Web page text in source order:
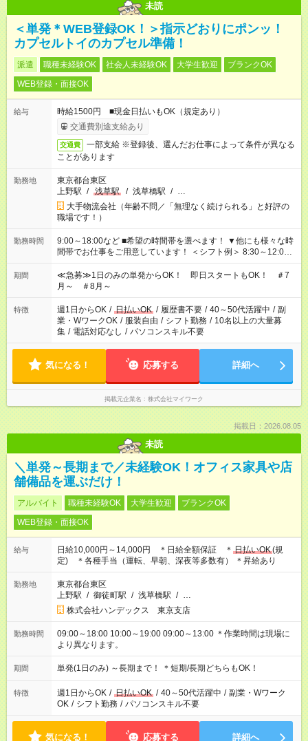
未読
＜単発＊WEB登録OK！＞指示どおりにポンッ！
カプセルトイのカプセル準備！
派遣 職種未経験OK 社会人未経験OK 大学生歓迎
ブランクOK
WEB登録・面接OK
給与
時給1500円 ■現金日払いもOK（規定あり）
交通費別途支給あり
交通費
一部支給 ※登録後、選んだお仕事によって条件が異なる
ことがあります
勤務地
東京都台東区
上野駅 / 浅草駅 / 浅草橋駅 / …
大手物流会社（年齢不問／「無理なく続けられる」と好評の
職場です！）
勤務時間
9:00～18:00など ■希望の時間帯を選べます！ ▼他にも様々な時
間帯でお仕事をご用意しています！ ＜シフト例＞ 8:30～12:00
17:00～22:00 13:00～22:00 22:00～翌6:00 など
期間
≪急募≫1日のみの単発からOK！ 即日スタートもOK！ ＃7
月～ ＃8月～
特徴 週1日からOK / 日払いOK / 履歴書不要 / 40～50代活躍中 / 副
業・WワークOK / 服装自由 / シフト勤務 / 10名以上の大量募
集 / 電話対応なし / パソコンスキル不要
気になる！ 応募する 詳細へ
掲載元企業名 株式会社マイワーク
掲載日：2026.08.05
未読
＼単発～長期まで／未経験OK！オフィス家具や店
舗備品を運ぶだけ！
アルバイト 職種未経験OK 大学生歓迎
ブランクOK
WEB登録・面接OK
給与 日給10,000円～14,000円 ＊日給全額保証 ＊ 日払いOK(規
定) ＊各種手当（運転、早朝、深夜等多数有） ＊昇給あり
勤務地
東京都台東区
上野駅 / 御徒町駅 / 浅草橋駅 / …
株式会社ハンデックス 東京支店
勤務時間
09:00～18:00 10:00～19:00 09:00～13:00 ＊作業時間は現場に
より異なります。
期間 単発(1日のみ) ～長期まで！ ＊短期/長期どちらもOK！
特徴 週1日からOK / 日払いOK / 40～50代活躍中 / 副業・Wワーク
OK / シフト勤務 / パソコンスキル不要
気になる！ 応募する 詳細へ